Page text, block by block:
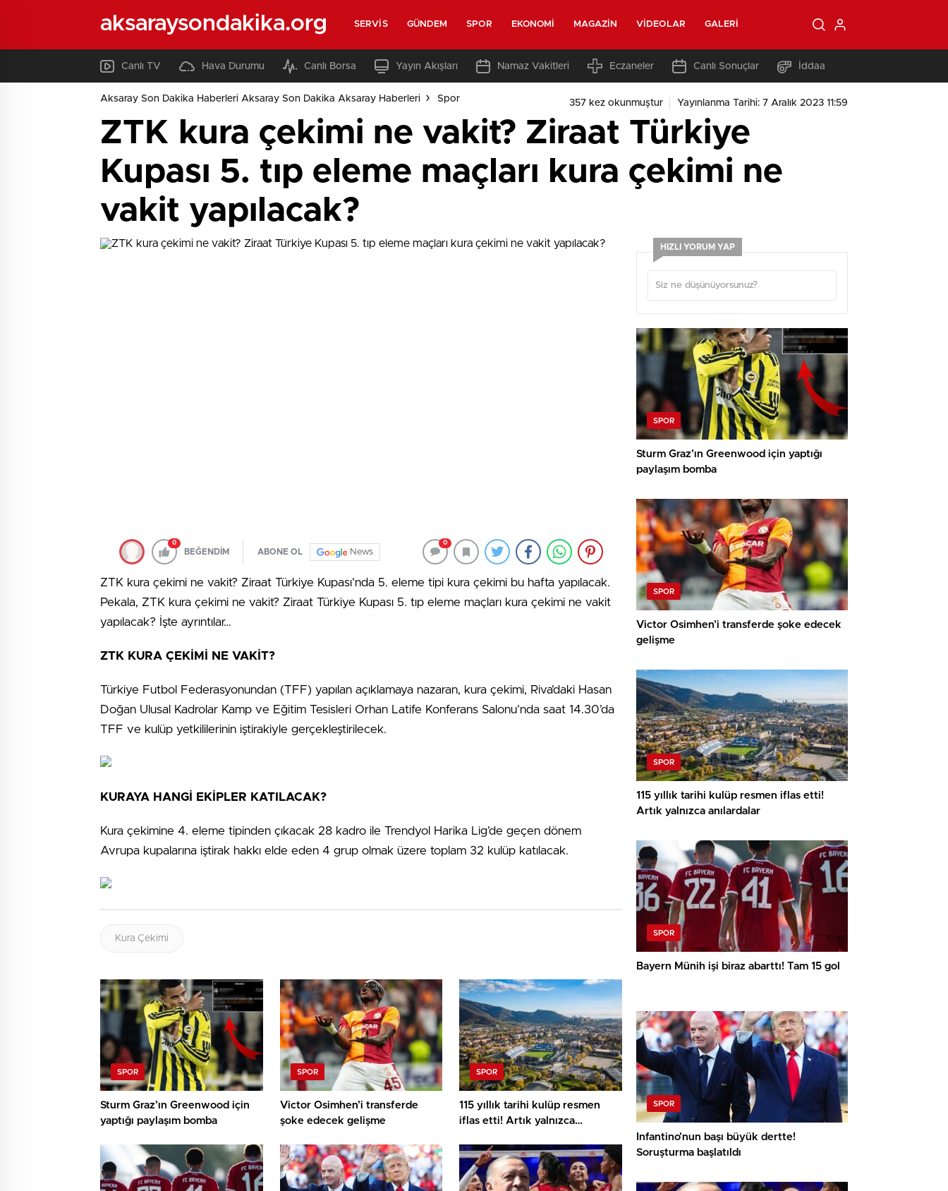
aksaraysondakika.org SERVIS GÜNDEM SPOR EKONOMI MAGAZIN VIDEOLAR GALERI
Canlı TV Hava Durumu Canlı Borsa Yayın Akışları Namaz Vakitleri Eczaneler Canlı Sonuçlar İddaa
Aksaray Son Dakika Haberleri Aksaray Son Dakika Aksaray Haberleri Spor 357 kez okunmuştur Yayınlanma Tarihi: 7 Aralık 2023 11:59
ZTK kura çekimi ne vakit? Ziraat Türkiye
Kupası 5. tıp eleme maçları kura çekimi ne
vakit yapılacak?
0
BEĞENDİM ABONE OL News
0
ZTK kura çekimi ne vakit? Ziraat Türkiye Kupası’nda 5. eleme tipi kura çekimi bu hafta yapılacak.
Pekala, ZTK kura çekimi ne vakit? Ziraat Türkiye Kupası 5. tıp eleme maçları kura çekimi ne vakit
yapılacak? İşte ayrıntılar…
ZTK KURA ÇEKİMİ NE VAKİT?
Türkiye Futbol Federasyonundan (TFF) yapılan açıklamaya nazaran, kura çekimi, Riva’daki Hasan
Doğan Ulusal Kadrolar Kamp ve Eğitim Tesisleri Orhan Latife Konferans Salonu’nda saat 14.30’da
TFF ve kulüp yetkililerinin iştirakiyle gerçekleştirilecek.
KURAYA HANGİ EKİPLER KATILACAK?
Kura çekimine 4. eleme tipinden çıkacak 28 kadro ile Trendyol Harika Lig’de geçen dönem
Avrupa kupalarına iştirak hakkı elde eden 4 grup olmak üzere toplam 32 kulüp katılacak.
Kura Çekimi
SPOR
Sturm Graz’ın Greenwood için
yaptığı paylaşım bomba
SPOR
Victor Osimhen’i transferde
şoke edecek gelişme
SPOR
115 yıllık tarihi kulüp resmen
iflas etti! Artık yalnızca
HIZLI YORUM YAP
SPOR
Sturm Graz’ın Greenwood için yaptığı
paylaşım bomba
SPOR
Victor Osimhen’i transferde şoke edecek
gelişme
SPOR
115 yıllık tarihi kulüp resmen iflas etti!
Artık yalnızca anılardalar
SPOR
Bayern Münih işi biraz abarttı! Tam 15 gol
SPOR
Infantino’nun başı büyük dertte!
Soruşturma başlatıldı